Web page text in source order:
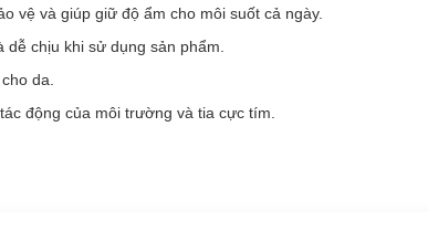
gây nhờn rít.
lịch.
vệ và giúp giữ độ ẩm cho môi suốt cả ngày.
chịu khi sử dụng sản phẩm.
da.
động của môi trường và tia cực tím.